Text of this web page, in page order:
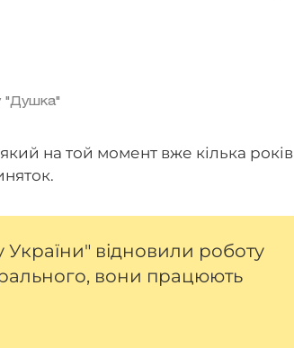
"Душка"
на той момент вже кілька років
України" відновили роботу
вони працюють